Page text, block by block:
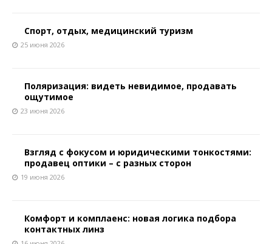
Спорт, отдых, медицинский туризм
25 июня 2026
Поляризация: видеть невидимое, продавать
ощутимое
23 июня 2026
Взгляд с фокусом и юридическими тонкостями:
продавец оптики – с разных сторон
19 июня 2026
Комфорт и комплаенс: новая логика подбора
контактных линз